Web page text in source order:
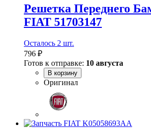
Решетка Переднего
FIAT 51703147
Осталось 2 шт.
796 ₽
Готов к отправке: 10 августа
В корзину
Оригинал